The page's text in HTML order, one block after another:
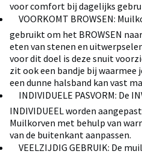
voor comfort bij dagelijks
 VOORKOMT BROWSEN:
gebruikt om het BROWSEN
eten van stenen en
voor dit doel is deze snuit
zit ook een bandje bij waarmee
een dunne halsband kan vast
 INDIVIDUELE PASVORM: De
INDIVIDUEEL worden
Muilkorven met behulp van
van de buitenkant aanpassen.
 VEELZIJDIG GEBRUIK: De